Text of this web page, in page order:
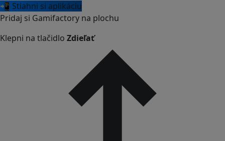
📲 Stiahni si aplikáciu
Pridaj si Gamifactory na plochu
Klepni na tlačidlo Zdieľať